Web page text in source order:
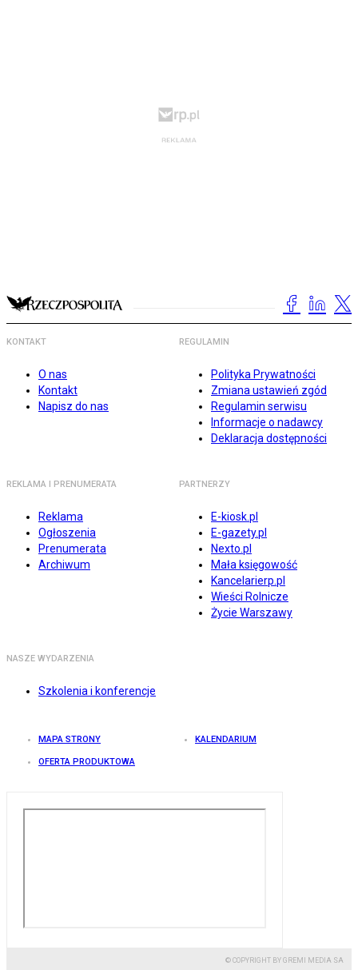
KONTAKT
O nas
Kontakt
Napisz do nas
REGULAMIN
Polityka Prywatności
Zmiana ustawień zgód
Regulamin serwisu
Informacje o nadawcy
Deklaracja dostępności
REKLAMA I PRENUMERATA
Reklama
Ogłoszenia
Prenumerata
Archiwum
PARTNERZY
E-kiosk.pl
E-gazety.pl
Nexto.pl
Mała księgowość
Kancelarierp.pl
Wieści Rolnicze
Życie Warszawy
NASZE WYDARZENIA
Szkolenia i konferencje
MAPA STRONY KALENDARIUM
OFERTA PRODUKTOWA
© COPYRIGHT BY GREMI MEDIA SA